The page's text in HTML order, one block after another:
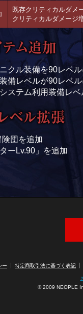
既存クリティカルダメ
クリティカルダメージ
クル装備を90レベ
備レベルが90レベ
ステム利用装備レ
険団を追加
ーLv.90」を追加
ー 特定商取引法に基づく表記
© 2009 NEOPLE